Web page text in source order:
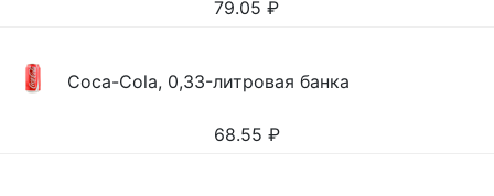
79.05 ₽
Coca-Cola, 0,33-литровая банка
68.55 ₽